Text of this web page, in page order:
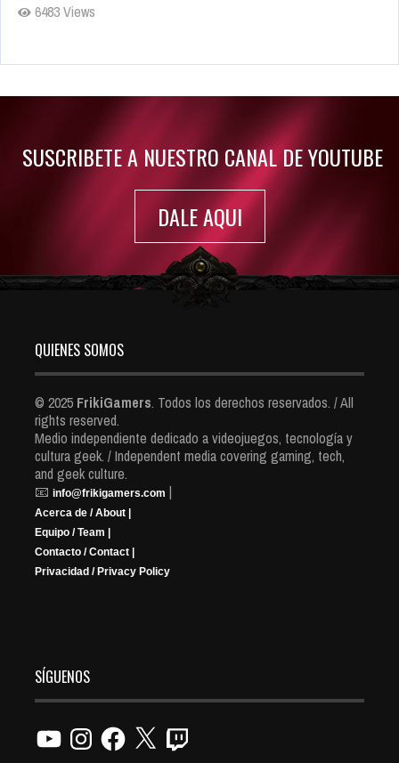
6483 Views
Rumor: Se filtran los primeros detalles de Resident Evil 9
SUSCRIBETE A NUESTRO CANAL DE YOUTUBE
DALE AQUI
QUIENES SOMOS
© 2025 FrikiGamers. Todos los derechos reservados. / All
rights reserved.
Medio independiente dedicado a videojuegos, tecnología y
cultura geek. / Independent media covering gaming, tech,
and geek culture.
📧 info@frikigamers.com |
Acerca de / About |
Equipo / Team |
Contacto / Contact |
Privacidad / Privacy Policy
SÍGUENOS
YouTubeInstagramFacebook
X Twitch